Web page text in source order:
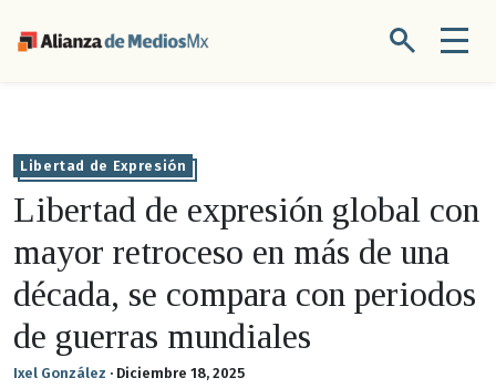
Libertad de Expresión
Libertad de expresión global con
mayor retroceso en más de una
década, se compara con periodos
de guerras mundiales
Ixel González · Diciembre 18, 2025